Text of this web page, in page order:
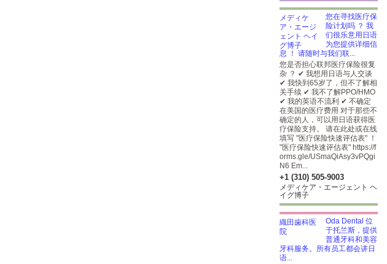
您在寻找医疗保
险计划吗 ？ 我
们很乐意用日语
为您提供详细信
息 ！ 请随时与我们联...
您是否担心联邦医疗保险很复
杂 ？ ✔ 我想用日语与人交谈
✔ 我快到65岁了，但不了解相
关手续 ✔ 我不了解PPO/HMO
✔ 我的英语不流利 ✔ 不确定
在美国的医疗费用 对于那些不
确定的人，可以用日语获得医
疗保险支持。 请在此处或在线
填写 "医疗保险快速评估表" ！
"医疗保险快速评估表" https://f
orms.gle/USmaQiAsy3vPQgi
N6 Em...
+1 (310) 505-9003
メディケア・エージェント ヘ
イグ博子
Oda Dental 位
于托兰斯，提供
普通牙科和美容
牙科服务。所有员工都会讲日
语...